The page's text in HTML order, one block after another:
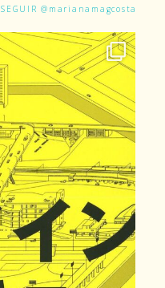
SEGUIR @marianamagcosta